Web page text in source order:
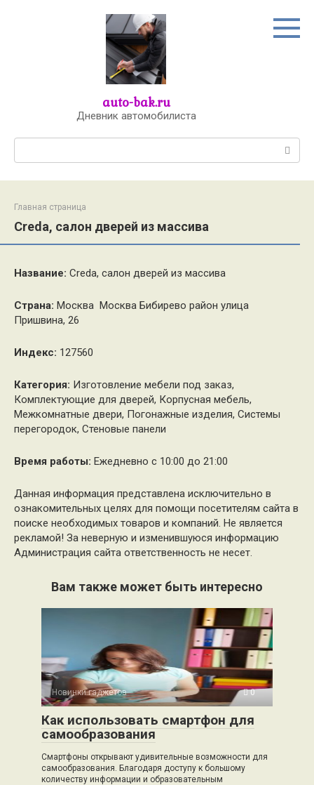
auto-bak.ru
Дневник автомобилиста
Главная страница
Creda, салон дверей из массива
Название: Creda, салон дверей из массива
Страна: Москва Москва Бибирево район улица
Пришвина, 26
Индекс: 127560
Категория: Изготовление мебели под заказ,
Комплектующие для дверей, Корпусная мебель,
Межкомнатные двери, Погонажные изделия, Системы
перегородок, Стеновые панели
Время работы: Ежедневно с 10:00 до 21:00
Данная информация представлена исключительно в
ознакомительных целях для помощи посетителям сайта в
поиске необходимых товаров и компаний. Не является
рекламой! За неверную и изменившуюся информацию
Администрация сайта ответственность не несет.
Вам также может быть интересно
Новинки гаджетов 0
Как использовать смартфон для
самообразования
Смартфоны открывают удивительные возможности для
самообразования. Благодаря доступу к большому
количеству информации и образовательным